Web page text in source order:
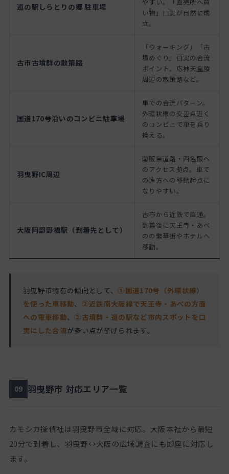
道の駅しらとりの郷 駐車場
い物」口実が自然に成
立。
古市古墳群の散策路
「ウォーキング」「古
墳めぐり」口実の合流
ポイント。応神天皇陵
周辺の散策路など。
国道170号沿いのコンビニ駐車場
車での合流パターン。
外環状線の交差点近く
のコンビニで車を乗り
換える。
羽曳野IC周辺
南阪奈道路・西名阪へ
のアクセス拠点。車で
の遠方への移動起点に
なりやすい。
大阪阿部野橋駅（到着先として）
古市から近鉄で直通。
到着後に天王寺・あべ
のの繁華街やホテルへ
移動。
羽曳野市特有の傾向として、①国道170号（外環状線）
を使った車移動、 ②近鉄南大阪線で天王寺・あべの方面
への電車移動、③古墳群・道の駅など市内スポットを口
実にした合流が多い点が挙げられます。
09 羽曳野市 対応エリア一覧
カモシカ探偵社は羽曳野市全域に対応。大阪本社から最短
20分で到着し、羽曳野↔大阪の広域調査にも即座に対応し
ます。